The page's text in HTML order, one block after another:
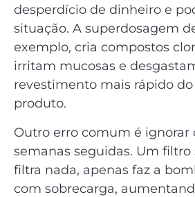
desperdício de dinheiro e
situação. A superdosagem
exemplo, cria compostos
irritam mucosas e
revestimento mais rápido
produto.
Outro erro comum é ignorar
semanas seguidas. Um filtro
filtra nada, apenas faz a
com sobrecarga,